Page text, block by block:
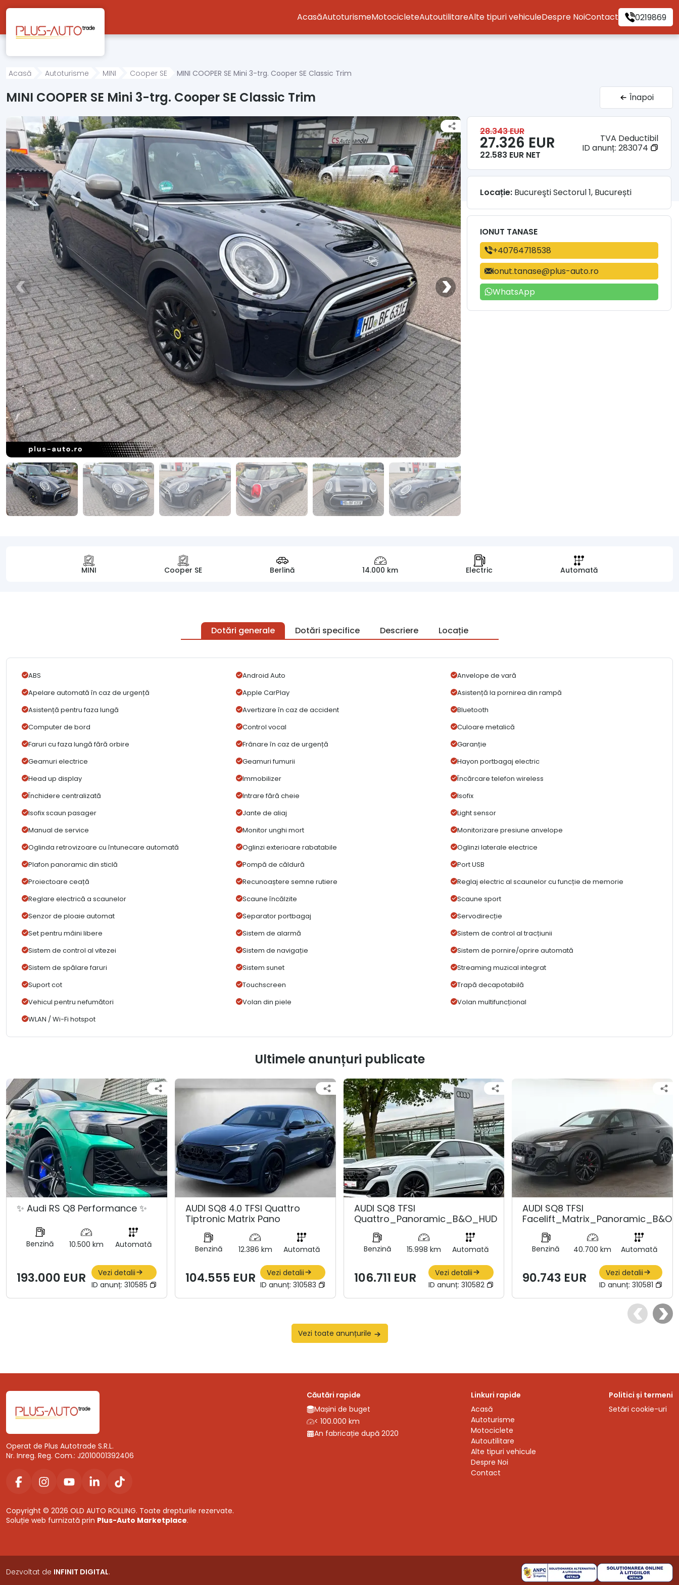
Mergi direct la conținutul principal
AcasăAutoturismeMotocicleteAutoutilitareAlte tipuri vehiculeDespre NoiContact 0219869
Acasă Autoturisme MINI Cooper SE MINI COOPER SE Mini 3-trg. Cooper SE Classic Trim
MINI COOPER SE Mini 3-trg. Cooper SE Classic Trim Înapoi
MINI Cooper SE Berlină 14.000 km Electric Automată
Dotări generale Dotări specifice Descriere Locație
ABS Android Auto
Anvelope de vară
Apelare automată în caz de urgență
Apple CarPlay
Asistență la pornirea din rampă
Asistență pentru faza lungă
Avertizare în caz de accident
Bluetooth
Computer de bord
Control vocal
Culoare metalică
Faruri cu faza lungă fără orbire
Frânare în caz de urgență
Garanție
Geamuri electrice
Geamuri fumurii
Hayon portbagaj electric
Head up display
Immobilizer
Încărcare telefon wireless
Închidere centralizată
Intrare fără cheie
Isofix
Isofix scaun pasager
Jante de aliaj
Light sensor
Manual de service
Monitor unghi mort
Monitorizare presiune anvelope
Oglinda retrovizoare cu întunecare automată
Oglinzi exterioare rabatabile
Oglinzi laterale electrice
Plafon panoramic din sticlă
Pompă de căldură
Port USB
Proiectoare ceață
Recunoaștere semne rutiere
Reglaj electric al scaunelor cu funcție de memorie
Reglare electrică a scaunelor
Scaune încălzite
Scaune sport
Senzor de ploaie automat
Separator portbagaj
Servodirecție
Set pentru mâini libere
Sistem de alarmă
Sistem de control al tracțiunii
Sistem de control al vitezei
Sistem de navigație
Sistem de pornire/oprire automată
Sistem de spălare faruri
Sistem sunet
Streaming muzical integrat
Suport cot
Touchscreen
Trapă decapotabilă
Vehicul pentru nefumători
Volan din piele
Volan multifuncțional
WLAN / Wi-Fi hotspot
28.343 EUR
27.326 EUR
22.583 EUR NET
TVA Deductibil
ID anunț: 283074
Locație: Bucureşti Sectorul 1, București
IONUT TANASE
+40764718538
ionut.tanase@plus-auto.ro
WhatsApp
Ultimele anunțuri publicate
✨ Audi RS Q8 Performance ✨
Benzină 10.500 km Automată
193.000 EUR
Vezi detalii
ID anunț: 310585
AUDI SQ8 4.0 TFSI Quattro
Tiptronic Matrix Pano
Benzină 12.386 km Automată
104.555 EUR
Vezi detalii
ID anunț: 310583
AUDI SQ8 TFSI
Quattro_Panoramic_B&O_HUD
Benzină 15.998 km Automată
106.711 EUR
Vezi detalii
ID anunț:310582
AUDI SQ8 TFSI
Benzină 40.700 km Automată
90.743 EUR
Vezi detalii
ID anunț: 310581
Vezi toate anunțurile
Operat de Plus Autotrade S.R.L.
Nr. Inreg. Reg. Com.: J2010001392406
Copyright © 2026 OLD AUTO ROLLING. Toate drepturile rezervate.
Soluție web furnizată prin Plus-Auto Marketplace.
Căutări rapide
Mașini de buget
< 100.000 km
An fabricație după 2020
Linkuri rapide
Acasă
Autoturisme
Motociclete
Autoutilitare
Alte tipuri vehicule
Despre Noi
Contact
Politici și termeni
Setări cookie-uri
Dezvoltat de INFINIT DIGITAL.